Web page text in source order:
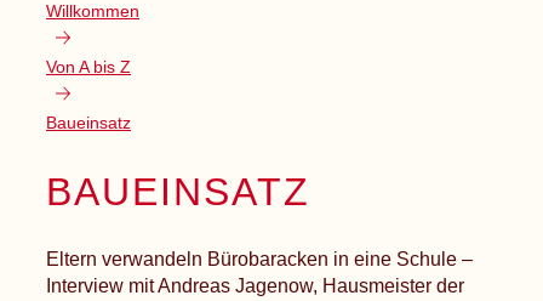
Willkommen
Von A bis Z
Baueinsatz
BAUEINSATZ
Eltern verwandeln Bürobaracken in eine Schule –
Interview mit Andreas Jagenow, Hausmeister der